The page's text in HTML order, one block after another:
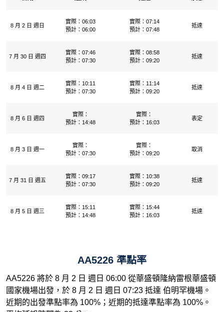
8 月 2 日 週日
實際：06:03
預計：06:00
實際：07:14
預計：07:48
抵達
7 月 30 日 週四
實際：07:46
預計：07:30
實際：08:58
預計：09:20
抵達
8 月 4 日 週二
實際：10:11
預計：07:30
實際：11:14
預計：09:20
抵達
8 月 6 日 週四
實際：
預計：14:48
實際：
預計：16:03
表定
8 月 3 日 週一
實際：
預計：07:30
實際：
預計：09:20
取消
7 月 31 日 週五
實際：09:17
預計：07:30
實際：10:38
預計：09:20
抵達
8 月 5 日 週三
實際：15:11
預計：14:48
實際：15:44
預計：16:03
抵達
AA5226 準點率
AA5226 將於 8 月 2 日 週日 06:00 從華盛頓隆納雷根華盛頓
國家機場出發，於 8 月 2 日 週日 07:23 抵達 伯明罕機場。
近期的出發準點率為 100%；近期的抵達準點率為 100%。